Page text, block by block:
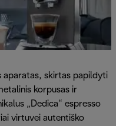
aparatas, skirtas papildyti
korpusas ir
„Dedica“ espresso
virtuvei autentiško